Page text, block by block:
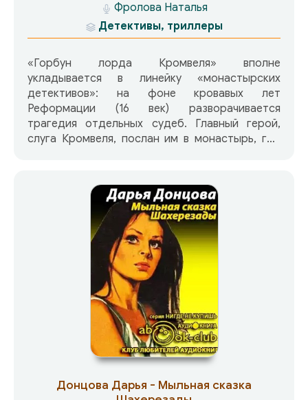
Фролова Наталья
Детективы, триллеры
«Горбун лорда Кромвеля» вполне
укладывается в линейку «монастырских
детективов»: на фоне кровавых лет
Реформации (16 век) разворачивается
трагедия отдельных судеб. Главный герой,
слуга Кромвеля, послан им в монастырь, где
(заставить аббата добровольно распустить
монастырь) прибавляется поиск убийцы.
Донцова Дарья - Мыльная сказка